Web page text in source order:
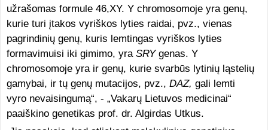
užrašomas formule 46,XY. Y chromosomoje yra genų,
kurie turi įtakos vyriškos lyties raidai, pvz., vienas
pagrindinių genų, kuris lemtingas vyriškos lyties
formavimuisi iki gimimo, yra SRYgenas. Y
chromosomoje yra ir genų, kurie svarbūs lytinių ląstelių
gamybai, ir tų genų mutacijos, pvz., DAZ, gali lemti
vyro nevaisingumą“, - „Vakarų Lietuvos medicinai“
paaiškino genetikas prof. dr. Algirdas Utkus.